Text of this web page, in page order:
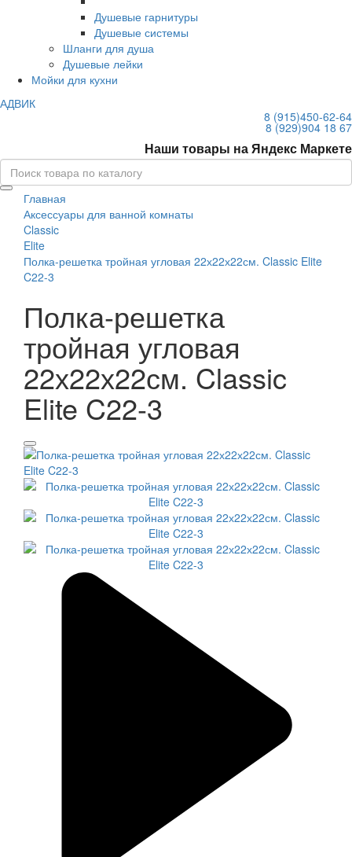
Душевые гарнитуры
Душевые системы
Шланги для душа
Душевые лейки
Мойки для кухни
АДВИК
8 (915)450-62-64
8 (929)904 18 67
Наши товары на Яндекс Маркете
Главная
Аксессуары для ванной комнаты
Classic
Elite
Полка-решетка тройная угловая 22х22х22см. Classic Elite
C22-3
Полка-решетка
тройная угловая
22х22х22см. Classic
Elite C22-3